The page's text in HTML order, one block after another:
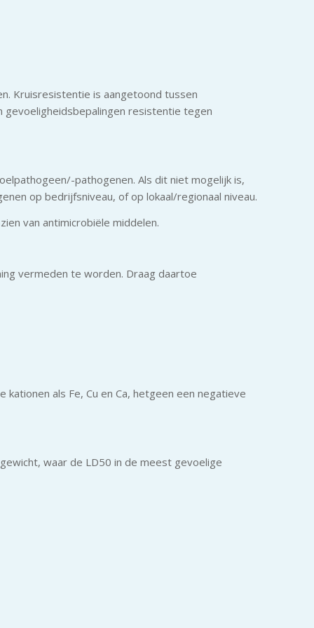
Kruisresistentie is aangetoond tussen
resistentie tegen
pathogenen. Als dit niet mogelijk is,
op bedrijfsniveau, of op lokaal/regionaal niveau.
van antimicrobiële middelen.
vermeden te worden. Draag daartoe
als Fe, Cu en Ca, hetgeen een negatieve
waar de LD50 in de meest gevoelige